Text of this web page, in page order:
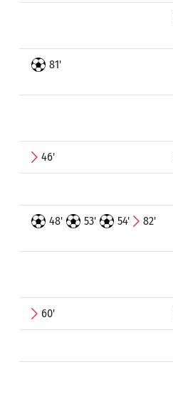
81'
46'
48' 53' 54' 82'
60'